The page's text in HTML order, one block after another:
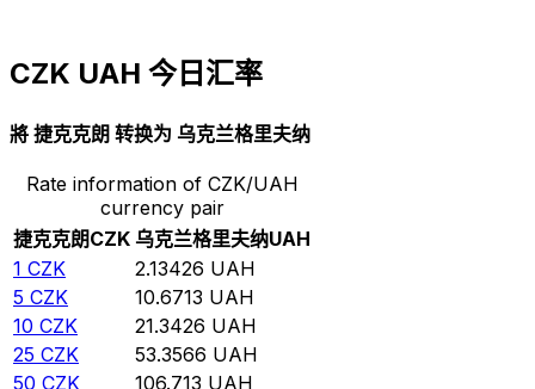
CZK UAH 今日汇率
將 捷克克朗 转换为 乌克兰格里夫纳
Rate information of CZK/UAH
currency pair
捷克克朗CZK 乌克兰格里夫纳UAH
1 CZK 2.13426 UAH
5 CZK 10.6713 UAH
10 CZK 21.3426 UAH
25 CZK 53.3566 UAH
50 CZK 106.713 UAH